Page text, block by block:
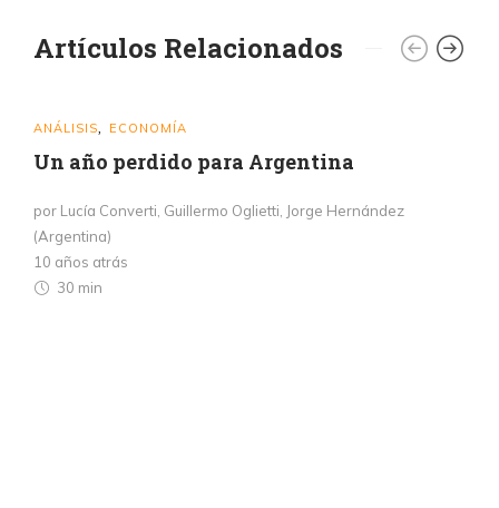
Artículos Relacionados
ANÁLISIS ECONOMÍA
Un año perdido para Argentina
por Lucía Converti, Guillermo Oglietti, Jorge Hernández
(Argentina)
10 años atrás
30 min